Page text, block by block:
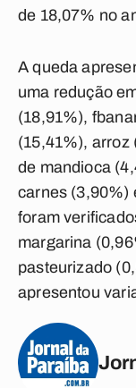
de 18,07% no
A queda
uma redução
(18,91%),
(15,41%), arroz
de mandioca
carnes (3,90%)
foram
margarina
pasteurizado
apresentou